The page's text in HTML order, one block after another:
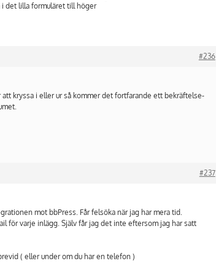
i det lilla formuläret till höger
#236
kryssa i eller ur så kommer det fortfarande ett bekräftelse-
#237
mot bbPress. Får felsöka när jag har mera tid.
för varje inlägg. Själv får jag det inte eftersom jag har satt
( eller under om du har en telefon )